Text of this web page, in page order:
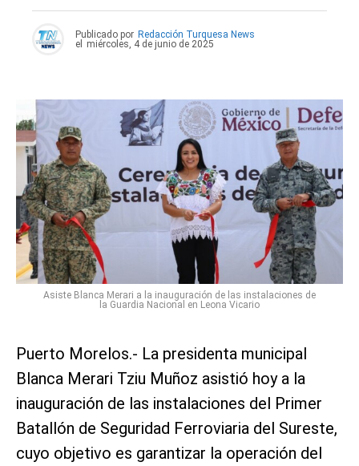
Publicado por Redacción Turquesa News
el
miércoles, 4 de junio de 2025
Asiste Blanca Merari a la inauguración de las instalaciones de
la Guardia Nacional en Leona Vicario
Puerto Morelos.- La presidenta municipal
Blanca Merari Tziu Muñoz asistió hoy a la
inauguración de las instalaciones del Primer
Batallón de Seguridad Ferroviaria del Sureste,
cuyo objetivo es garantizar la operación del